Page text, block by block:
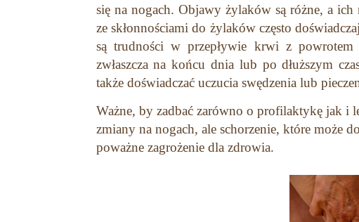
się na nogach. Objawy żylaków są różne, a ich
ze skłonnościami do żylaków często
są trudności w przepływie krwi z
zwłaszcza na końcu dnia lub po dłuższym
także doświadczać uczucia swędzenia lub
Ważne, by zadbać zarówno o profilaktykę jak i
zmiany na nogach, ale schorzenie, które może
poważne zagrożenie dla zdrowia.